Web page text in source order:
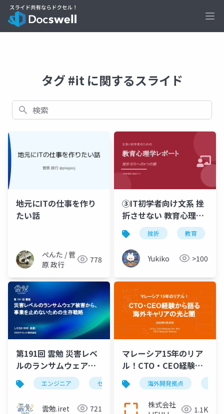
タグ #it に関するスライド
検索
地元にITの仕事を作り
たい話
ぺんた / 菅
原 政行
778
③IT初学者向け文系 挫
折させない 教育心理学
レポート挫折 教育
Yukiko >100
第191回 雲勉 災害レベ
ルのランサムウェア被
害から、事業を止めな
いための生存戦略
エンジニア セキュリティ it ランサムウ
雲勉.iret 721
マレーシア15年のリア
ル！CTO・CEO経験か
ら語る海外キャリアの
光と闇
海外開発拠点
株式会社
1.1K